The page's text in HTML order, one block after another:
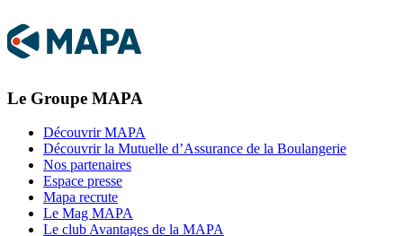
Le Groupe MAPA
Découvrir MAPA
Découvrir la Mutuelle d’Assurance de la Boulangerie
Nos partenaires
Espace presse
Mapa recrute
Le Mag MAPA
Le club Avantages de la MAPA